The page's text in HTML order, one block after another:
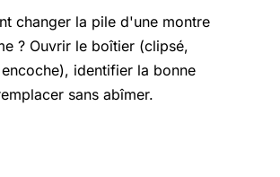
changer la pile d'une montre
? Ouvrir le boîtier (clipsé,
identifier la bonne
sans abîmer.